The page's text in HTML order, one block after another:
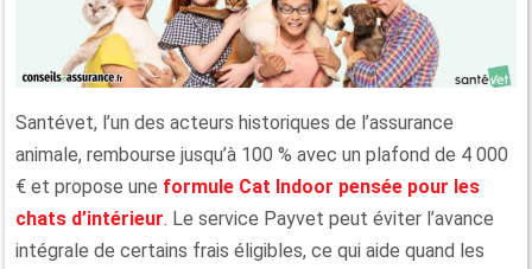
Santévet, l’un des acteurs historiques de l’assurance
animale, rembourse jusqu’à 100 % avec un plafond de 4 000
€ et propose une formule Cat Indoor pensée pour les
chats d’intérieur. Le service Payvet peut éviter l’avance
intégrale de certains frais éligibles, ce qui aide quand les